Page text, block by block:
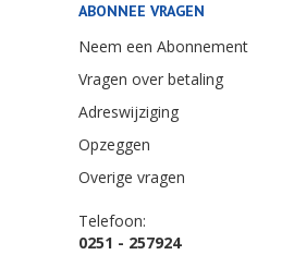
ABONNEE VRAGEN
Neem een Abonnement
Vragen over betaling
Adreswijziging
Opzeggen
Overige vragen
Telefoon:
0251 - 257924